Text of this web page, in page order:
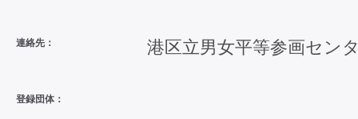
連絡先： 港区立男女平等参画セン
登録団体：